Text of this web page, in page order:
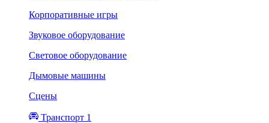
Корпоративные игры
Звуковое оборудование
Световое оборудование
Дымовые машины
Сцены
Транспорт 1